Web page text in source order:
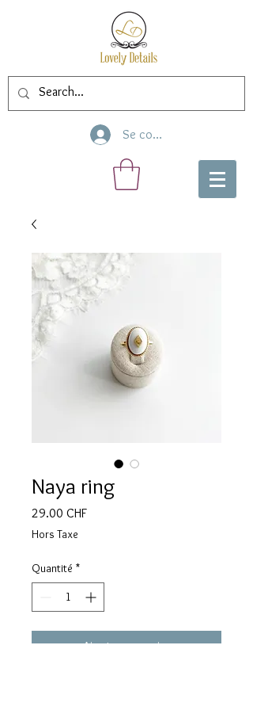
Se connecter
Naya ring
29.00 CHFPrix
Hors Taxe
Quantité *
Ajouter au panier